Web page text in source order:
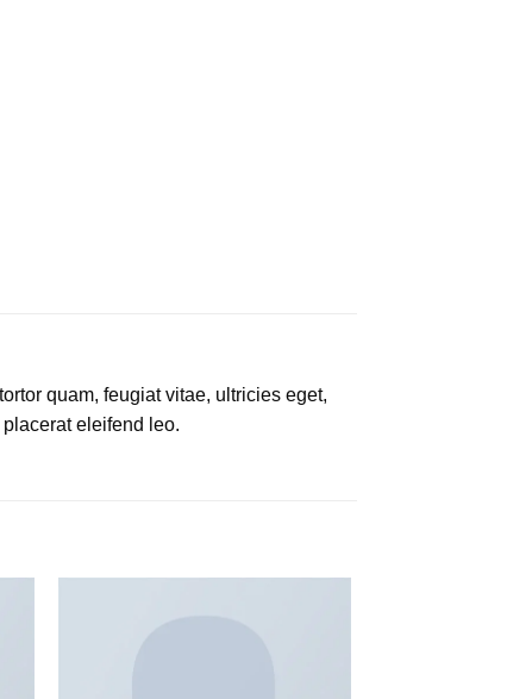
quam, feugiat vitae, ultricies eget,
eleifend leo.